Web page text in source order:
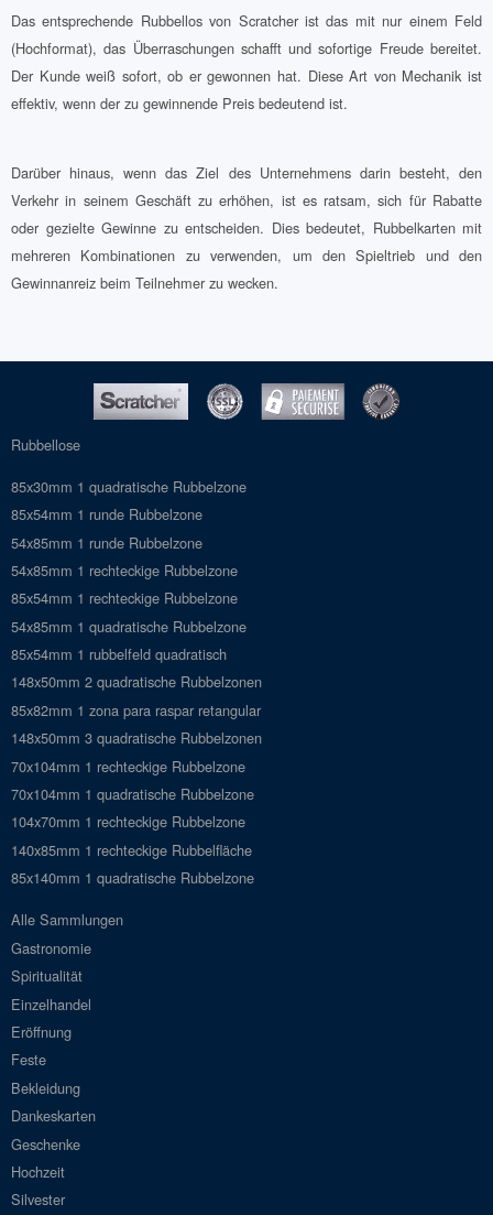
Das entsprechende Rubbellos von Scratcher ist das mit nur einem Feld
(Hochformat), das Überraschungen schafft und sofortige Freude bereitet.
Der Kunde weiß sofort, ob er gewonnen hat. Diese Art von Mechanik ist
effektiv, wenn der zu gewinnende Preis bedeutend ist.
Darüber hinaus, wenn das Ziel des Unternehmens darin besteht, den
Verkehr in seinem Geschäft zu erhöhen, ist es ratsam, sich für Rabatte
oder gezielte Gewinne zu entscheiden. Dies bedeutet, Rubbelkarten mit
mehreren Kombinationen zu verwenden, um den Spieltrieb und den
Gewinnanreiz beim Teilnehmer zu wecken.
Rubbellose
85x30mm 1 quadratische Rubbelzone
85x54mm 1 runde Rubbelzone
54x85mm 1 runde Rubbelzone
54x85mm 1 rechteckige Rubbelzone
85x54mm 1 rechteckige Rubbelzone
54x85mm 1 quadratische Rubbelzone
85x54mm 1 rubbelfeld quadratisch
148x50mm 2 quadratische Rubbelzonen
85x82mm 1 zona para raspar retangular
148x50mm 3 quadratische Rubbelzonen
70x104mm 1 rechteckige Rubbelzone
70x104mm 1 quadratische Rubbelzone
104x70mm 1 rechteckige Rubbelzone
140x85mm 1 rechteckige Rubbelfläche
85x140mm 1 quadratische Rubbelzone
Alle Sammlungen
Gastronomie
Spiritualität
Einzelhandel
Eröffnung
Feste
Bekleidung
Dankeskarten
Geschenke
Hochzeit
Silvester